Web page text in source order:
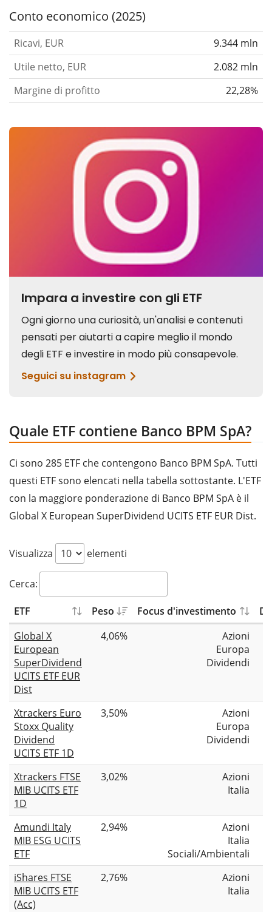
Conto economico (2025)
Ricavi, EUR
9.344 mln
Utile netto, EUR
2.082 mln
Margine di profitto
22,28%
Quale ETF contiene Banco BPM SpA?
Ci sono 285 ETF che contengono Banco BPM SpA. Tutti
questi ETF sono elencati nella tabella sottostante. L'ETF
con la maggiore ponderazione di Banco BPM SpA è il
Global X European SuperDividend UCITS ETF EUR Dist.
Visualizza elementi
Cerca:
ETF Peso Focus d'investimento
Global X
European
SuperDividend
UCITS ETF EUR
Dist
4,06%
Azioni
Europa
Dividendi
Xtrackers Euro
Stoxx Quality
Dividend
UCITS ETF 1D
3,50%
Azioni
Europa
Dividendi
Xtrackers FTSE
MIB UCITS ETF
1D
3,02%
Azioni
Italia
Amundi Italy
MIB ESG UCITS
ETF
2,94%
Azioni
Italia
Sociali/Ambientali
iShares FTSE
MIB UCITS ETF
(Acc)
2,76%
Azioni
Italia